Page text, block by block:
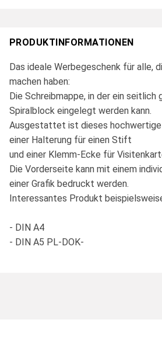
PRODUKTINFORMATIONEN
Das ideale Werbegeschenk für alle,
machen haben:
Die Schreibmappe, in der ein seitlich
Spiralblock eingelegt werden kann.
Ausgestattet ist dieses
einer Halterung für einen Stift
und einer Klemm-Ecke für
Die Vorderseite kann mit einem
einer Grafik bedruckt werden.
Interessantes Produkt
- DIN A4
- DIN A5 PL-DOK-